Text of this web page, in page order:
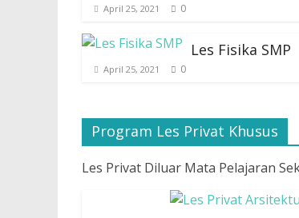
April 25, 2021 0
Les Fisika SMP
April 25, 2021 0
Program Les Privat Khusus
Les Privat Diluar Mata Pelajaran